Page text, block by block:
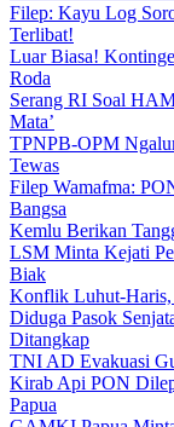
Filep: Kayu Log
Terlibat!
Luar Biasa!
Roda
Serang RI Soal
Mata’
TPNPB-OPM
Tewas
Filep Wamafma:
Bangsa
Kemlu Berikan
LSM Minta Kejati
Biak
Konflik Luhut-Haris,
Diduga Pasok
Ditangkap
TNI AD Evakuasi
Kirab Api PON
Papua